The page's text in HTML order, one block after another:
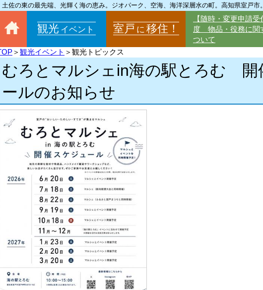
土佐の東の最先端、光輝く海の恵み。ジオパーク、空海、海洋深層水の町。高知県室戸市。
観光 イベント 室戸 に 移住！
【随時・変更申請
度 物品・役務に関
ついて
＞ 観光イベント ＞観光トピックス
むろとマルシェin海の駅とろむ 開
ールのお知らせ